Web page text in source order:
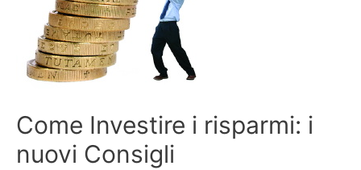
Come Investire i risparmi: i
nuovi Consigli